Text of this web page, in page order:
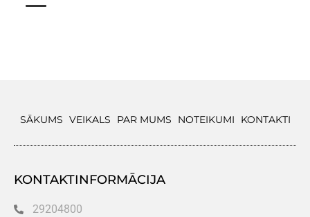
SĀKUMS VEIKALS PAR MUMS NOTEIKUMI KONTAKTI
KONTAKTINFORMĀCIJA
29204800